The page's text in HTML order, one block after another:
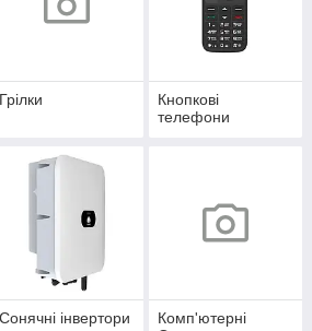
Грілки
Кнопкові
телефони
Сонячні інвертори
Комп'ютерні